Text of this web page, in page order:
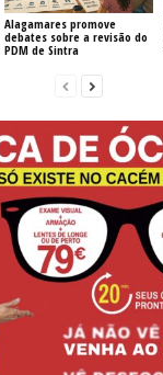
Alagamares promove
debates sobre a revisão do
PDM de Sintra